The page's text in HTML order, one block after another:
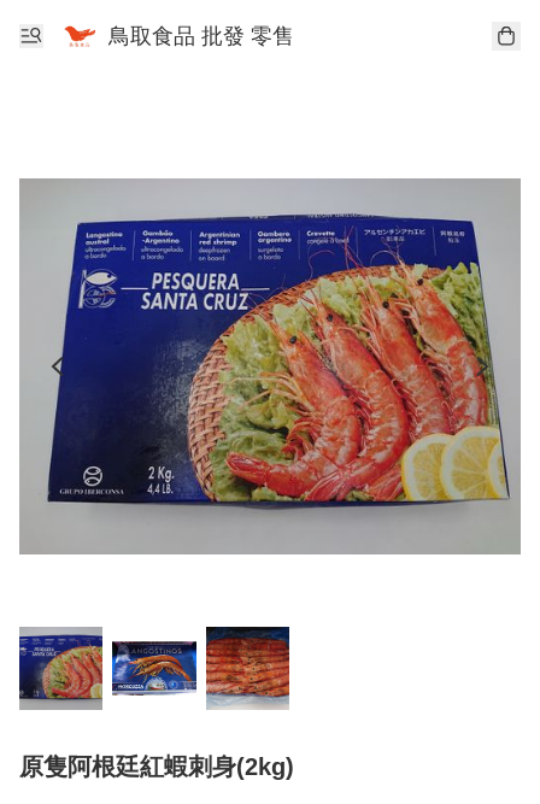
鳥取食品 批發 零售
原隻阿根廷紅蝦刺身(2kg)